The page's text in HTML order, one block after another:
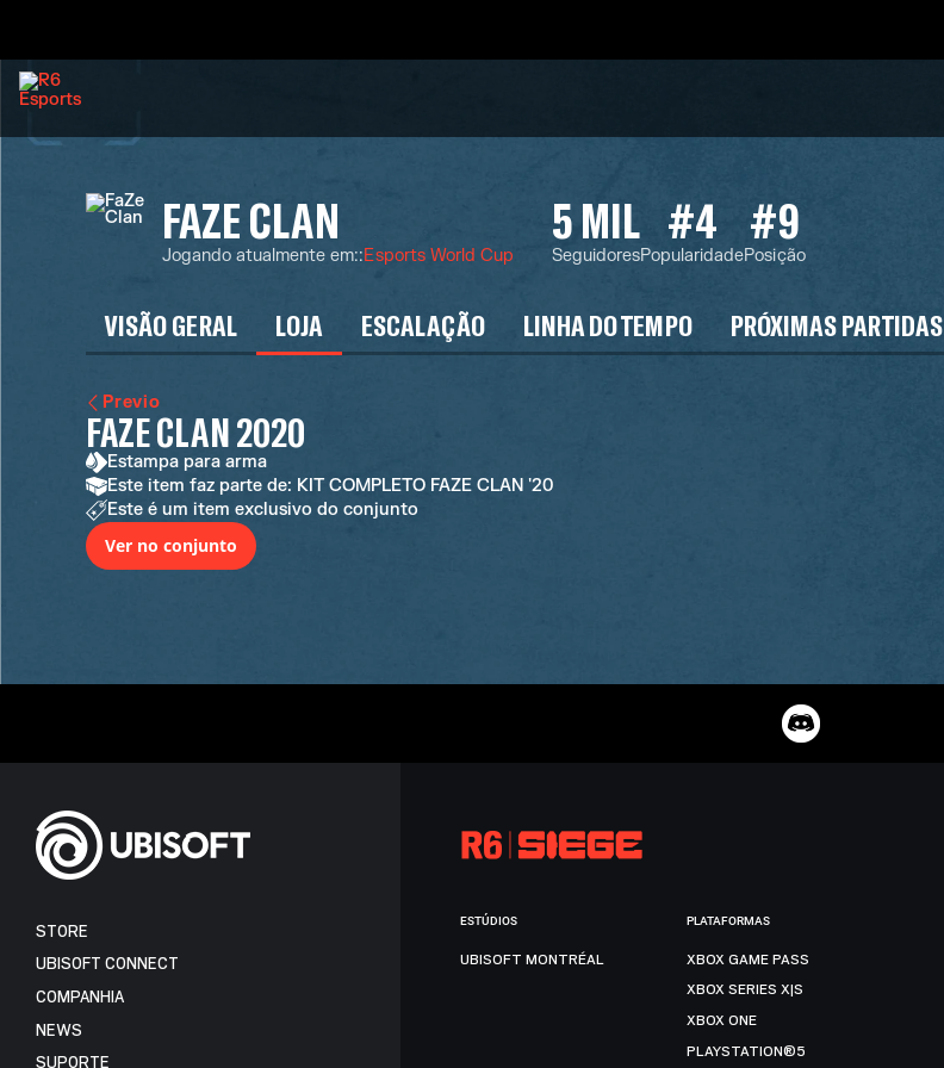
FAZE CLAN
Jogando atualmente em::Esports World Cup
5 MIL
Seguidores
#4
Popularidade
#9
Posição
VISÃO GERAL LOJA ESCALAÇÃO LINHA DO TEMPO PRÓXIMAS PARTIDAS
Previo
FAZE CLAN 2020
Estampa para arma
Este item faz parte de: KIT COMPLETO FAZE CLAN '20
Este é um item exclusivo do conjunto
Ver no conjunto
STORE
UBISOFT CONNECT
COMPANHIA
NEWS
SUPORTE
ESTÚDIOS
UBISOFT MONTRÉAL
PLATAFORMAS
XBOX GAME PASS
XBOX SERIES X|S
XBOX ONE
PLAYSTATION®5